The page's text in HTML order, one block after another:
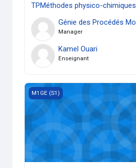
TPMéthodes physico-chimiques
Génie des Procédés
Manager
Kamel Ouari
Enseignant
Traitement des eaux
M1GE (S1)